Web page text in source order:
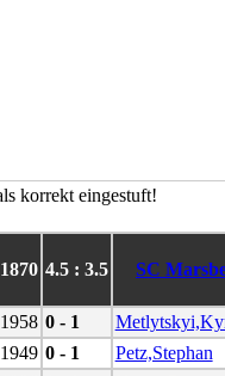
1870 4.5 : 3.5 SC
1958 0 - 1
1949 0 - 1 Petz,Stephan